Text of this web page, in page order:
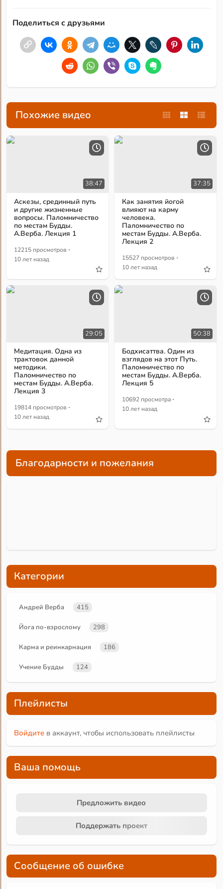
Поделиться с друзьями
Похожие видео
38:47
Аскезы, срединный путь
и другие жизненные
вопросы. Паломничество
по местам Будды.
А.Верба. Лекция 1
12215 просмотров ·
10 лет назад
37:35
Как занятия йогой
влияют на карму
человека.
Паломничество по
местам Будды. А.Верба.
Лекция 2
15527 просмотров ·
10 лет назад
29:05
Медитация. Одна из
трактовок данной
методики.
Паломничество по
местам Будды. А.Верба.
Лекция 3
19814 просмотров ·
10 лет назад
50:38
Бодхисаттва. Один из
взглядов на этот Путь.
Паломничество по
местам Будды. А.Верба.
Лекция 5
10692 просмотра ·
10 лет назад
Благодарности и пожелания
Категории
Андрей Верба 415
Йога по-взрослому 298
Карма и реинкарнация 186
Учение Будды 124
Плейлисты
Войдите в аккаунт, чтобы использовать плейлисты
Ваша помощь
Предложить видео
Поддержать проект
Сообщение об ошибке